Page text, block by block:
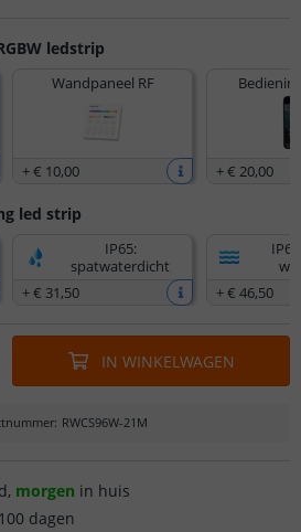
ledstrip
Wandpaneel RF
+€ 10,00 +€ 20,00
led strip
IP65:
spatwaterdicht
+€ 31,50
+€ 46,50
IN WINKELWAGEN
: RWCS96W-21M
morgen in huis
dagen